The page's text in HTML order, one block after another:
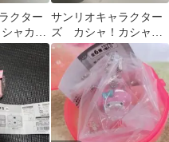
クター
ャカメ
サンリオキャラクター
ズ カシャ！カシャカ
メラ マイメロディ 新
品未使用品